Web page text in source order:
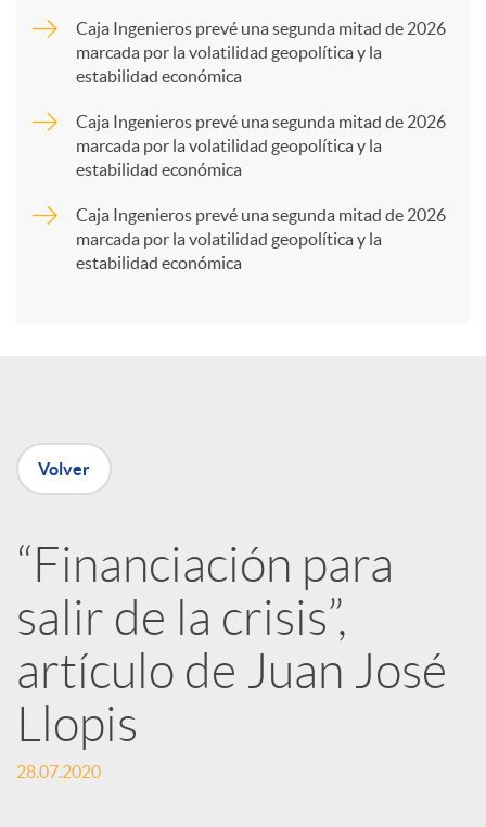
a
n
e
d
e
s
Caja Ingenieros prevé una segunda mitad de 2026
marcada por la volatilidad geopolítica y la
estabilidad económica
Caja Ingenieros prevé una segunda mitad de 2026
marcada por la volatilidad geopolítica y la
estabilidad económica
Caja Ingenieros prevé una segunda mitad de 2026
marcada por la volatilidad geopolítica y la
estabilidad económica
Volver
“Financiación para
salir de la crisis”,
artículo de Juan José
Llopis
28.07.2020